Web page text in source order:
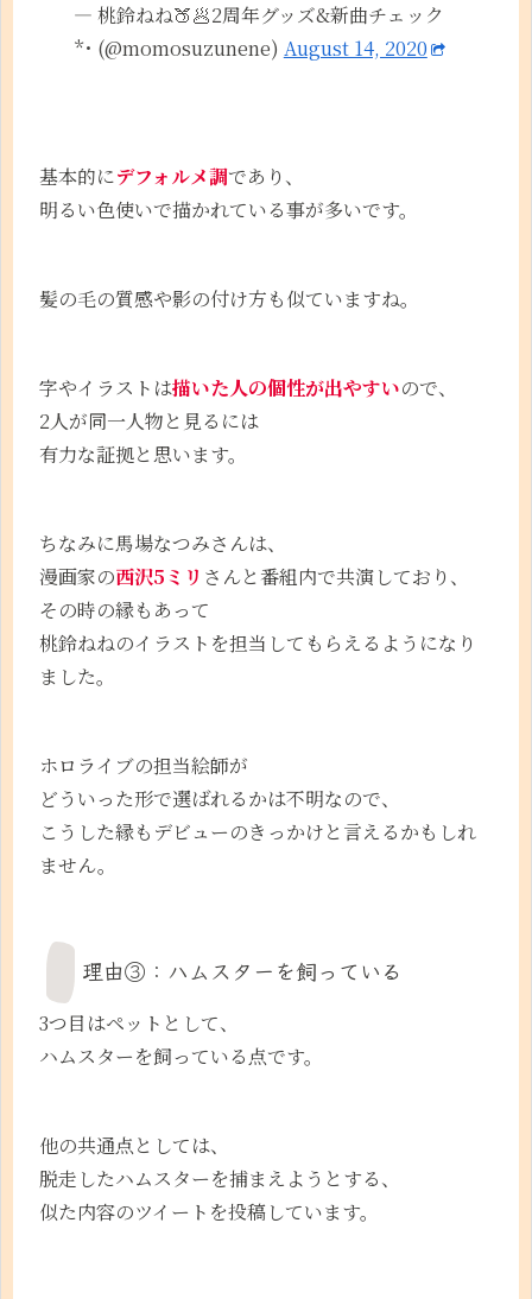
— 桃鈴ねね🍑🥟2周年グッズ&新曲チェック
*･ (@momosuzunene) August 14, 2020
基本的にデフォルメ調であり、
明るい色使いで描かれている事が多いです。
髪の毛の質感や影の付け方も似ていますね。
字やイラストは描いた人の個性が出やすいので、
2人が同一人物と見るには
有力な証拠と思います。
ちなみに馬場なつみさんは、
漫画家の西沢5ミリ さんと番組内で共演しており、
その時の縁もあって
桃鈴ねねのイラストを担当してもらえるようになり
ました。
ホロライブの担当絵師が
どういった形で選ばれるかは不明なので、
こうした縁もデビューのきっかけと言えるかもしれ
ません。
理由③：ハムスターを飼っている
3つ目はペットとして、
ハムスターを飼っている点です。
他の共通点としては、
脱走したハムスターを捕まえようとする、
似た内容のツイートを投稿しています。